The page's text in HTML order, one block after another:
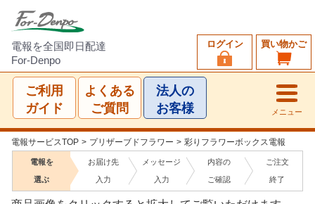
電報を全国即日配達
For-Denpo
買い物かご
ログイン
ご利用
ガイド
よくある
ご質問
法人の
お客様
メニュー
電報サービスTOP > プリザーブドフラワー > 彩りフラワーボックス電報
電報を
選ぶ
お届け先
入力
メッセージ
入力
内容の
ご確認
ご注文
終了